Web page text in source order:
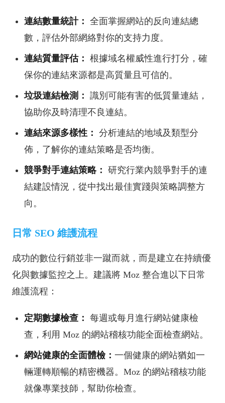
連結數量統計： 全面掌握網站的反向連結總
數，評估外部網絡對你的支持力度。
連結質量評估： 根據域名權威性進行打分，確
保你的連結來源都是高質量且可信的。
垃圾連結檢測： 識別可能有害的低質量連結，
協助你及時清理不良連結。
連結來源多樣性： 分析連結的地域及類型分
佈，了解你的連結策略是否均衡。
競爭對手連結策略： 研究行業內競爭對手的連
結建設情況，從中找出最佳實踐與策略調整方
向。
日常 SEO 維護流程
成功的數位行銷並非一蹴而就，而是建立在持續優
化與數據監控之上。建議將 Moz 整合進以下日常
維護流程：
定期數據檢查： 每週或每月進行網站健康檢
查，利用 Moz 的網站稽核功能全面檢查網站。
網站健康的全面體檢： 一個健康的網站猶如一
輛運轉順暢的精密機器。Moz 的網站稽核功能
就像專業技師，幫助你檢查。